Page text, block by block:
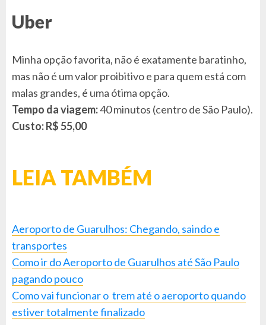
Uber
Minha opção favorita, não é exatamente baratinho,
mas não é um valor proibitivo e para quem está com
malas grandes, é uma ótima opção.
Tempo da viagem:40 minutos (centro de São Paulo).
Custo: R$ 55,00
LEIA TAMBÉM
Aeroporto de Guarulhos: Chegando, saindo e
transportes
Como ir do Aeroporto de Guarulhos até São Paulo
pagando pouco
Como vai funcionar o trem até o aeroporto quando
estiver totalmente finalizado